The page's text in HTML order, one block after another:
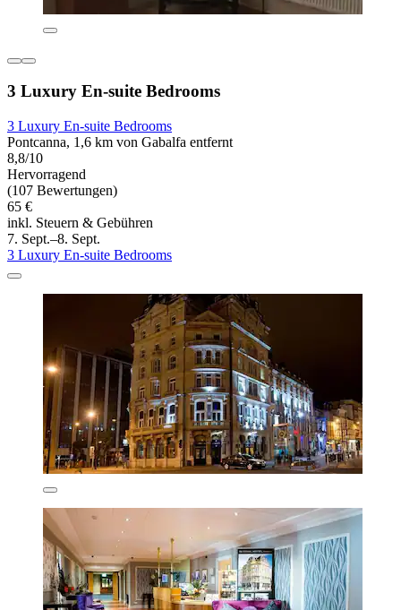
3 Luxury En-suite Bedrooms
3 Luxury En-suite Bedrooms
Pontcanna, 1,6 km von Gabalfa entfernt
8,8/10
Hervorragend
(107 Bewertungen)
65 €
inkl. Steuern & Gebühren
7. Sept.–8. Sept.
3 Luxury En-suite Bedrooms